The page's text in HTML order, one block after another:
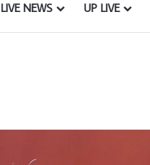
LIVE NEWS UP LIVE